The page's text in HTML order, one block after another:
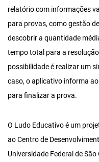
relatório com informações
para provas, como gestão
descobrir a quantidade
tempo total para a
possibilidade é realizar um
caso, o aplicativo informa
para finalizar a prova.
O Ludo Educativo é um
ao Centro de
Universidade Federal de